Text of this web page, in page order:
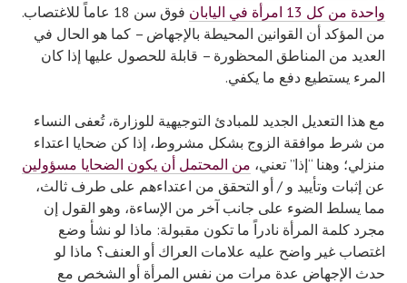
واحدة من كل 13 امرأة في اليابان
فوق سن 18 عاماً للاغتصاب.
من المؤكد أن القوانين المحيطة بالإجهاض – كما هو الحال في
العديد من المناطق المحظورة – قابلة للحصول عليها إذا كان
المرء يستطيع دفع ما يكفي.
مع هذا التعديل الجديد للمبادئ التوجيهية للوزارة، تُعفى النساء
من شرط موافقة الزوج بشكل مشروط، إذا كن ضحايا اعتداء
منزلي؛ وهنا “إذا” تعني، من المحتمل أن يكون الضحايا مسؤولين
عن إثبات وتأييد و / أو التحقق من اعتداءهم على طرف ثالث،
مما يسلط الضوء على جانب آخر من الإساءة، وهو القول إن
مجرد كلمة المرأة نادراً ما تكون مقبولة: ماذا لو نشأ وضع
اغتصاب غير واضح عليه علامات العراك أو العنف؟ ماذا لو
حدث الإجهاض عدة مرات من نفس المرأة أو الشخص مع